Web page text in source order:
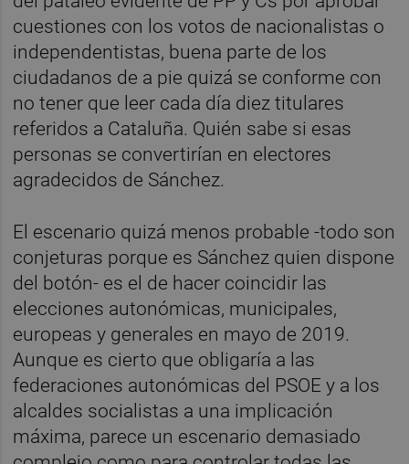
cuestiones con los votos de nacionalistas o
independentistas, buena parte de los
ciudadanos de a pie quizá se conforme con
no tener que leer cada día diez titulares
referidos a Cataluña. Quién sabe si esas
personas se convertirían en electores
agradecidos de Sánchez.
El escenario quizá menos probable -todo son
conjeturas porque es Sánchez quien dispone
del botón- es el de hacer coincidir las
elecciones autonómicas, municipales,
europeas y generales en mayo de 2019.
Aunque es cierto que obligaría a las
federaciones autonómicas del PSOE y a los
alcaldes socialistas a una implicación
máxima, parece un escenario demasiado